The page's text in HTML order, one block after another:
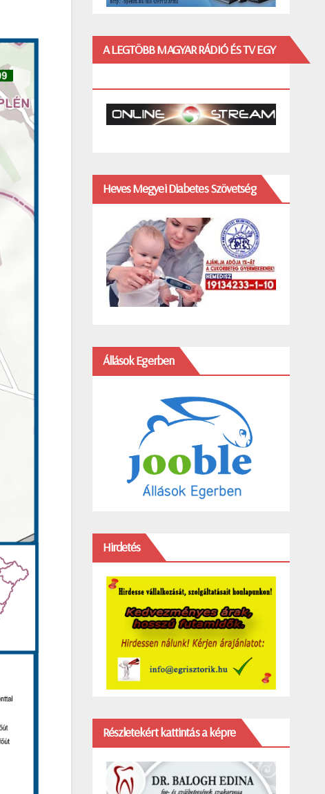
A LEGTÖBB MAGYAR RÁDIÓ ÉS TV EGY
Heves Megyei Diabetes Szövetség
Állások Egerben
Hirdetés
Részletekért kattintás a képre